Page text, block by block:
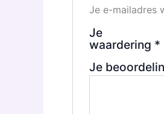
Je e-mailadres
Je
waardering *
Je